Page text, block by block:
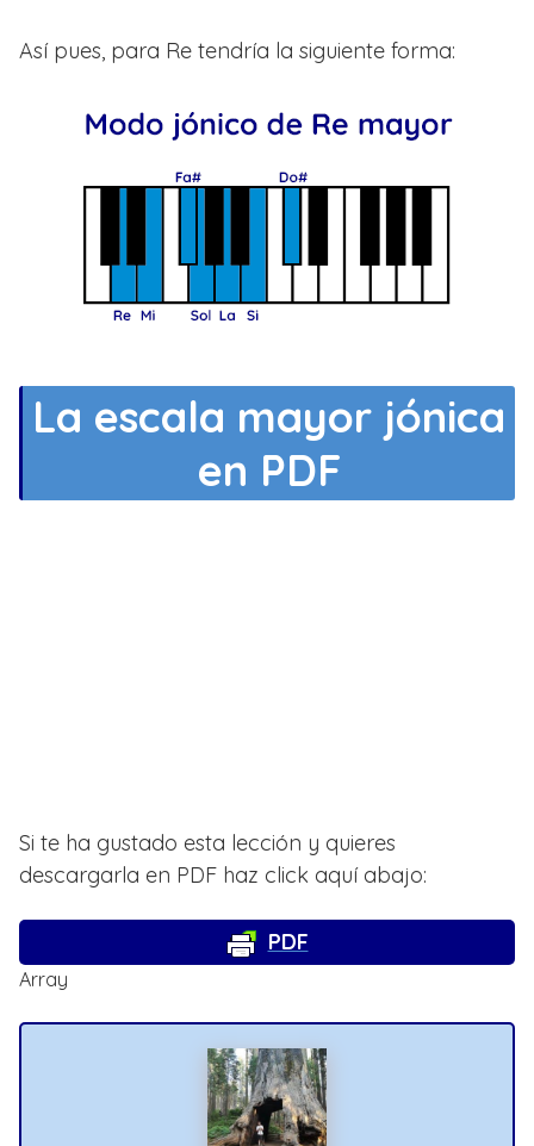
Así pues, para Re tendría la siguiente forma:
La escala mayor jónica
en PDF
Si te ha gustado esta lección y quieres
descargarla en PDF haz click aquí abajo:
PDF
Array